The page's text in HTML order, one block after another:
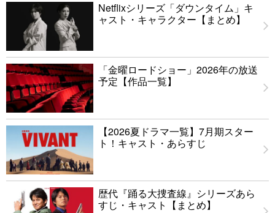
Netflixシリーズ「ダウンタイム」キ
ャスト・キャラクター【まとめ】
「金曜ロードショー」2026年の放送
予定【作品一覧】
【2026夏ドラマ一覧】7月期スター
ト！キャスト・あらすじ
歴代『踊る大捜査線』シリーズあら
すじ・キャスト【まとめ】